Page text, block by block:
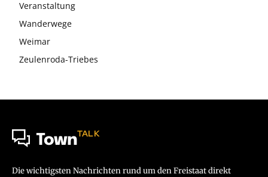
Veranstaltung
Wanderwege
Weimar
Zeulenroda-Triebes
TownTALK
Die wichtigsten Nachrichten rund um den Freistaat direkt